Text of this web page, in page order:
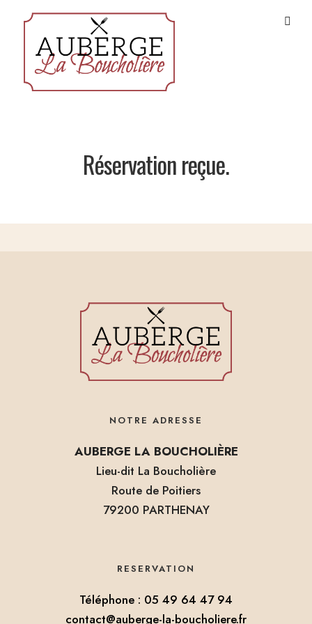
Réservation reçue.
NOTRE ADRESSE
AUBERGE LA BOUCHOLIÈRE
Lieu-dit La Boucholière
Route de Poitiers
79200 PARTHENAY
RESERVATION
Téléphone : 05 49 64 47 94
contact@auberge-la-boucholiere.fr